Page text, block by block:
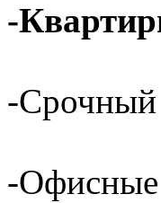
-
-Срочный
-Офисные